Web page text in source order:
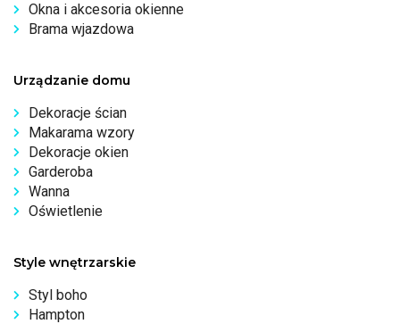
Okna i akcesoria okienne
Brama wjazdowa
Urządzanie domu
Dekoracje ścian
Makarama wzory
Dekoracje okien
Garderoba
Wanna
Oświetlenie
Style wnętrzarskie
Styl boho
Hampton